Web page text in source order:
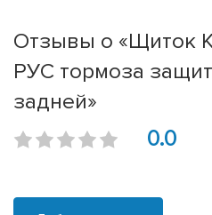
Отзывы о «Щиток
РУС тормоза
задней»
0.0